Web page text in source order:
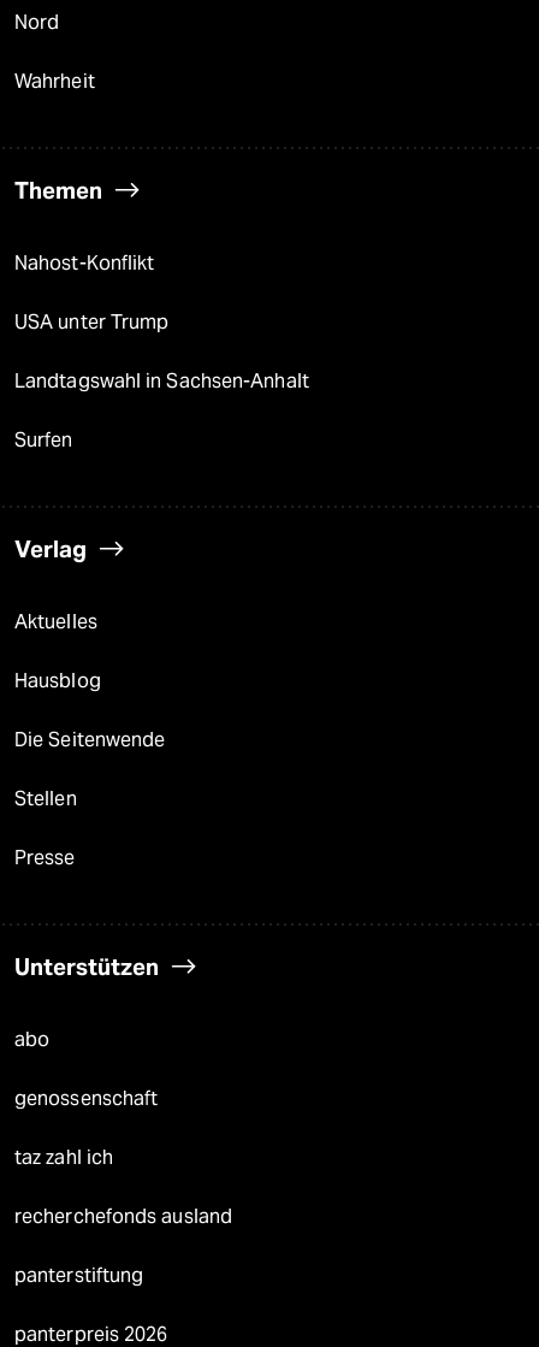
Nord
Wahrheit
Themen
Nahost-Konflikt
USA unter Trump
Landtagswahl in Sachsen-Anhalt
Surfen
Verlag
Aktuelles
Hausblog
Die Seitenwende
Stellen
Presse
Unterstützen
abo
genossenschaft
taz zahl ich
recherchefonds ausland
panterstiftung
panterpreis 2026